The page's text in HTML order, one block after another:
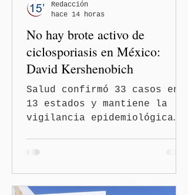
No hay brote activo de
ciclosporiasis en México:
David Kershenobich
Salud confirmó 33 casos en
13 estados y mantiene la
vigilancia epidemiológica
Kershenobich Stalnikowitz,
aseguró que en México no
Redacción
hace 14 horas